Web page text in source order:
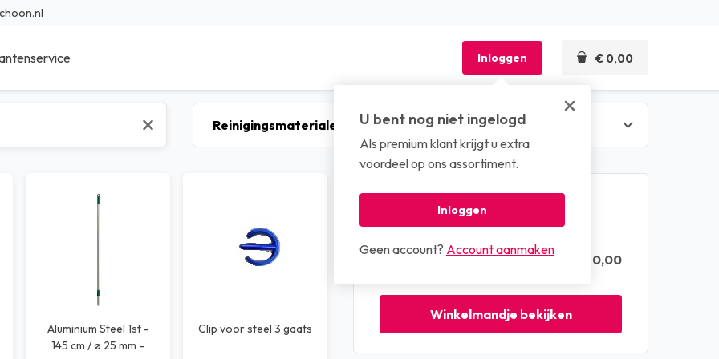
Sanitair reinigingsmiddelen
Specialistische reinigingsmiddelen
reinigingsmiddelen
Transport reinigingsmiddelen
Inloggen
U bent nog niet ingelogd
Als premium klant krijgt u extra
voordeel op ons assortiment.
Inloggen
Geen account? Account aanmaken
€ 0,00
Aluminium Steel 1st -
145 cm / ø 25 mm -
Clip voor steel 3 gaats
Winkelmandje
Totaal (excl. btw) € 0,00
Winkelmandje bekijken